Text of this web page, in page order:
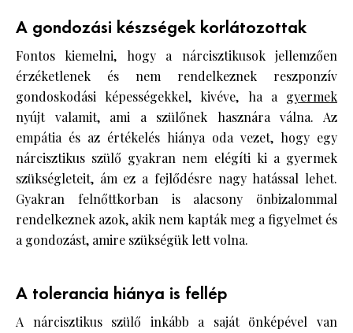
A gondozási készségek korlátozottak
Fontos kiemelni, hogy a nárcisztikusok jellemzően
érzéketlenek és nem rendelkeznek reszponzív
gondoskodási képességekkel, kivéve, ha a gyermek
nyújt valamit, ami a szülőnek hasznára válna. Az
empátia és az értékelés hiánya oda vezet, hogy egy
nárcisztikus szülő gyakran nem elégíti ki a gyermek
szükségleteit, ám ez a fejlődésre nagy hatással lehet.
Gyakran felnőttkorban is alacsony önbizalommal
rendelkeznek azok, akik nem kapták meg a figyelmet és
a gondozást, amire szükségük lett volna.
A tolerancia hiánya is fellép
A nárcisztikus szülő inkább a saját önképével van